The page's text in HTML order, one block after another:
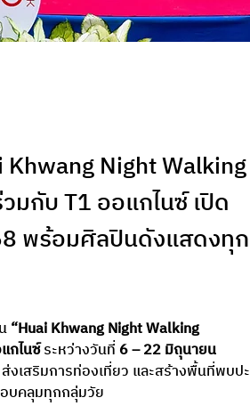
Night Walking
มกับ T1 ออแกไนซ์ เปิด
พร้อมศิลปินดังแสดงทุก
“Huai Khwang Night Walking
กไนซ์ ระหว่างวันที่ 6 – 22 มิถุนายน
เสริมการท่องเที่ยว และสร้างพื้นที่พบปะ
บคลุมทุกกลุ่มวัย